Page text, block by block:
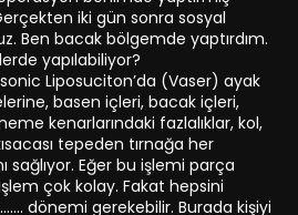
iki gün sonra sosyal
Ben bacak bölgemde yaptırdım.
yapılabiliyor?
Liposuciton’da (Vaser) ayak
basen içleri, bacak içleri,
kenarlarındaki fazlalıklar, kol,
kısacası tepeden tırnağa her
sağlıyor. Eğer bu işlemi parça
çok kolay. Fakat hepsini
dönemi gerekebilir. Burada kişiyi